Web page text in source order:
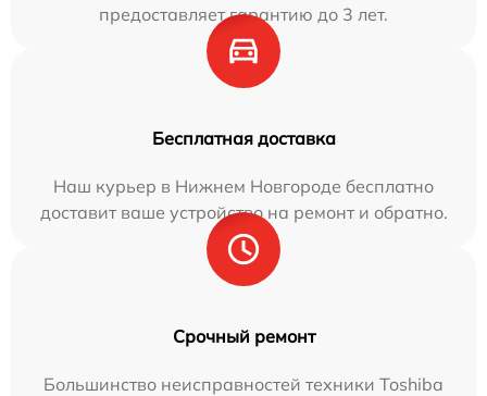
предоставляет гарантию до 3 лет.
Бесплатная доставка
Наш курьер в Нижнем Новгороде бесплатно
доставит ваше устройство на ремонт и обратно.
Срочный ремонт
Большинство неисправностей техники Toshiba